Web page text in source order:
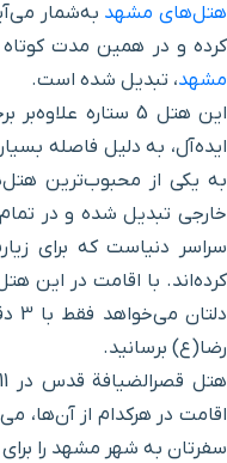
موزه آستان قدس رضوی
موزه ظروف
موزه تمبر، اسکناس و سکه
موزه مردم‌شناسی
موزه مدال
موزه هنرهای تجسمی
موزه فرش
هتل‌های مشهد
کرده و در همین مدت کوتاه
مشهد، تبدیل شده است.
این هتل 5 ستاره
ایده‌آل، به دلیل فاصله
به یکی از محبوب‌ترین
خارجی تبدیل شده و در
سراسر دنیاست که برای
کرده‌اند. با اقامت در این
رضا(ع) برسانید.
اقامت در هرکدام از آن‌ها،
سفرتان به شهر مشهد را برای